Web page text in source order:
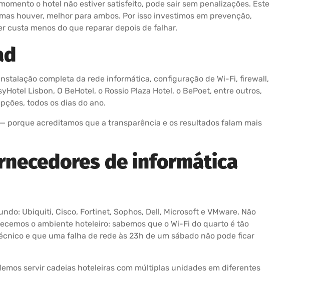
o hotel não estiver satisfeito, pode sair sem penalizações. Este
houver, melhor para ambos. Por isso investimos em prevenção,
custa menos do que reparar depois de falhar.
completa da rede informática, configuração de Wi-Fi, firewall,
Lisbon, O BeHotel, o Rossio Plaza Hotel, o BePoet, entre outros,
todos os dias do ano.
acreditamos que a transparência e os resultados falam mais
de informática
Ubiquiti, Cisco, Fortinet, Sophos, Dell, Microsoft e VMware. Não
o ambiente hoteleiro: sabemos que o Wi-Fi do quarto é tão
e que uma falha de rede às 23h de um sábado não pode ficar
servir cadeias hoteleiras com múltiplas unidades em diferentes